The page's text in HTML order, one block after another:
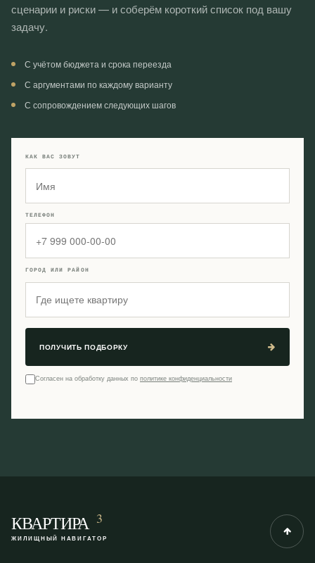
сценарии и риски — и соберём короткий список под вашу
задачу.
С учётом бюджета и срока переезда
С аргументами по каждому варианту
С сопровождением следующих шагов
КАК ВАС ЗОВУТ
ТЕЛЕФОН
ГОРОД ИЛИ РАЙОН
ПОЛУЧИТЬ ПОДБОРКУ
Согласен на обработку данных по политике конфиденциальности
КВАРТИРА 3
ЖИЛИЩНЫЙ НАВИГАТОР